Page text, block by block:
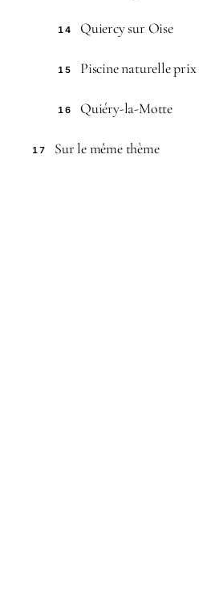
14 Quiercy sur Oise
15 Piscine naturelle prix
16 Quiéry-la-Motte
17 Sur le même thème